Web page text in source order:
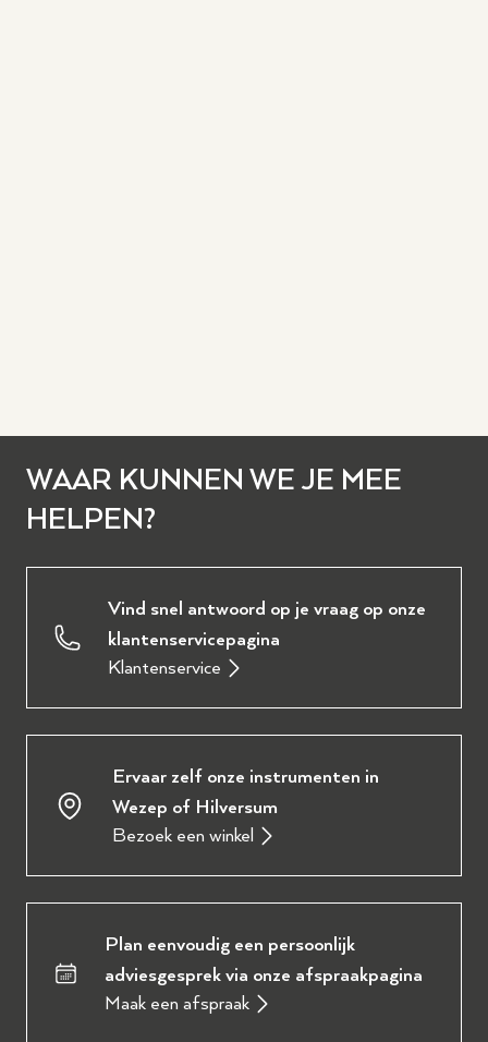
WAAR KUNNEN WE JE MEE
HELPEN?
Vind snel antwoord op je vraag op onze
klantenservicepagina
Klantenservice
Ervaar zelf onze instrumenten in
Wezep of Hilversum
Bezoek een winkel
Plan eenvoudig een persoonlijk
adviesgesprek via onze afspraakpagina
Maak een afspraak